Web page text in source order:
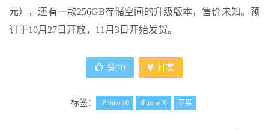
元），还有一款256GB存储空间的升级版本，售价未知。预
订于10月27日开放，11月3日开始发货。
赞(0) 打赏
标签： iPhone 10 iPhone X 苹果